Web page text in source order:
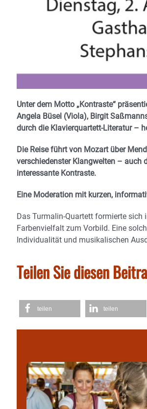
Unter dem Motto „Kontraste“
Angela Büsel (Viola), Birgit
durch die Klavierquartett-Literatur –
Die Reise führt von Mozart über
verschiedenster Klangwelten – auch
interessante Kontraste.
Eine Moderation mit kurzen,
Das Turmalin-Quartett formierte
Farbenvielfalt zum Vorbild. Eine
Individualität und musikalischen
Teilen Sie diesen
teilen teilen